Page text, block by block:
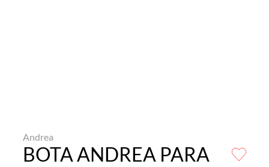
Andrea
BOTA ANDREA PARA